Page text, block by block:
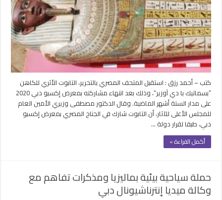
دي
آوزير
يعود
للقاهرة
بعد
المشاركة
في
اكسبو
دبي
مغلقة
كتب – أحمد رزق : استقبل المتحف المصري بالتحرير، التابوت الأثري للكاهن
”بسماتيك با دي آوزير“، وذلك بعد انتهاء مشاركته بمعرض إكسبو دبي 2020
على مدار الستة أشهر الماضية. وقال الدكتور مصطفى وزيري الأمين العام
للمجلس الأعلى للآثار، أن التابوت شارك في الجناح المصري بمعرض إكسبو
دبي، طبقا لقرار دولة …
أكمل القراءة »
حملة سياحية بيئية بماليزيا ومذكرات تفاهم مع
وكالة ميديا إنترناشيونال دبي